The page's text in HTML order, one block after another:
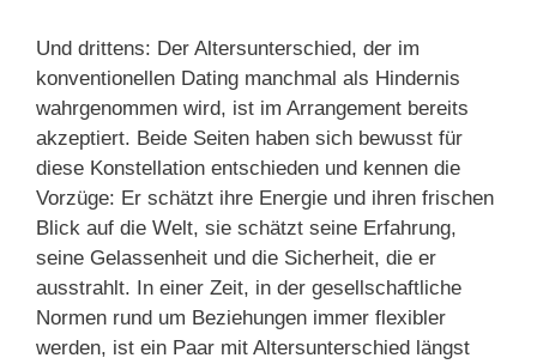
Und drittens: Der Altersunterschied, der im
konventionellen Dating manchmal als Hindernis
wahrgenommen wird, ist im Arrangement bereits
akzeptiert. Beide Seiten haben sich bewusst für
diese Konstellation entschieden und kennen die
Vorzüge: Er schätzt ihre Energie und ihren frischen
Blick auf die Welt, sie schätzt seine Erfahrung,
seine Gelassenheit und die Sicherheit, die er
ausstrahlt. In einer Zeit, in der gesellschaftliche
Normen rund um Beziehungen immer flexibler
werden, ist ein Paar mit Altersunterschied längst